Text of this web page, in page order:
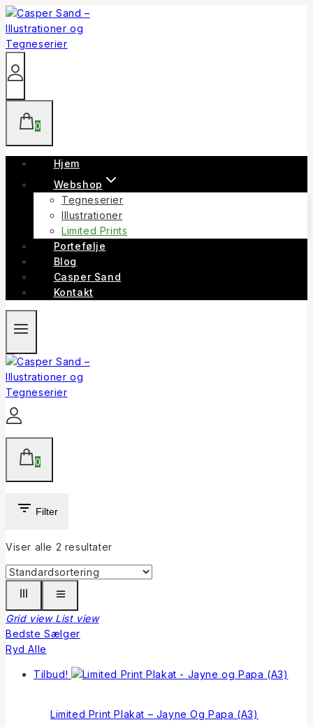
Skip
to
content
0
Hjem
Webshop
Tegneserier
Illustrationer
Limited Prints
Portefølje
Blog
Casper Sand
Kontakt
0
Filter
Viser alle 2 resultater
Grid view List view
Bedste Sælger
Ryd Alle
Tilbud!
Limited Print Plakat – Jayne Og Papa (A3)